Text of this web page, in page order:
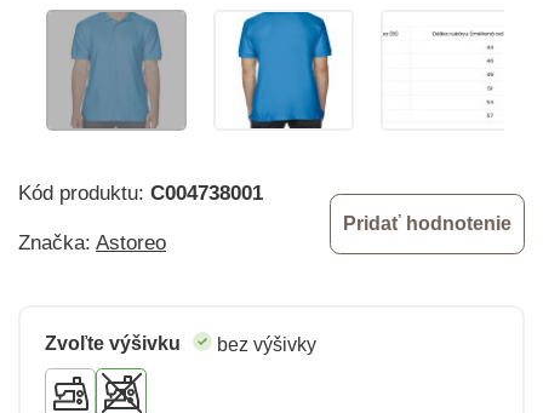
Kód produktu: C004738001
Značka: Astoreo
Pridať hodnotenie
Zvoľte výšivku bez výšivky